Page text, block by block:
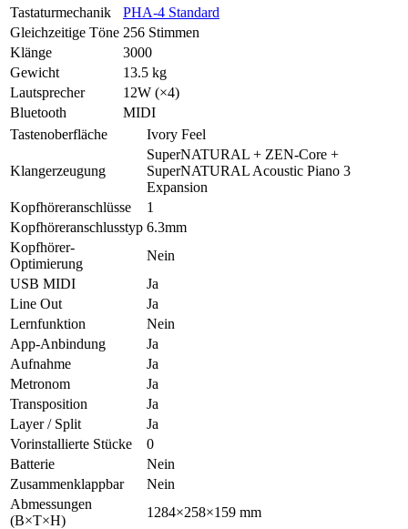
Tastaturmechanik
PHA-4 Standard
Gleichzeitige Töne 256 Stimmen
Klänge
3000
Gewicht
13.5 kg
Lautsprecher
12W (×4)
Bluetooth
MIDI
Tastenoberfläche
Ivory Feel
Klangerzeugung
SuperNATURAL + ZEN-Core +
SuperNATURAL Acoustic Piano 3
Expansion
Kopfhöreranschlüsse
1
Kopfhöreranschlusstyp 6.3mm
Kopfhörer-
Optimierung
Nein
USB MIDI
Ja
Line Out
Ja
Lernfunktion
Nein
App-Anbindung
Ja
Aufnahme
Ja
Metronom
Ja
Transposition
Ja
Layer / Split
Ja
Vorinstallierte Stücke
0
Batterie
Nein
Zusammenklappbar
Nein
Abmessungen
(B×T×H)
1284×258×159 mm